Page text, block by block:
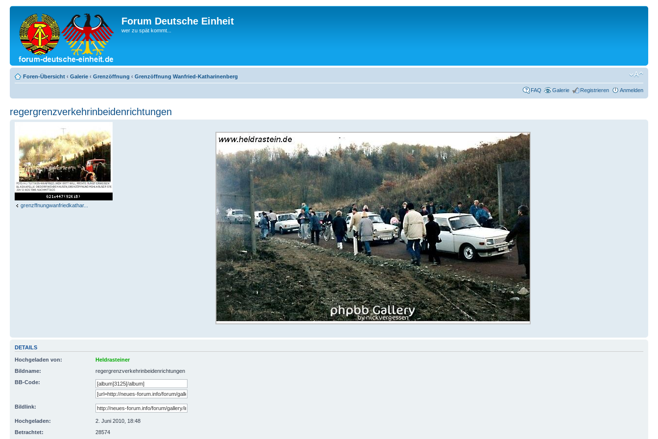
Forum Deutsche Einheit
wer zu spät kommt...
Foren-Übersicht ‹ Galerie ‹ Grenzöffnung ‹ Grenzöffnung Wanfried-Katharinenberg
FAQ Galerie Registrieren Anmelden
regergrenzverkehrinbeidenrichtungen
grenzffnungwanfriedkathar...
DETAILS
Hochgeladen von:
Heldrasteiner
Bildname:
regergrenzverkehrinbeidenrichtungen
BB-Code:
Bildlink:
Hochgeladen:
2. Juni 2010, 18:48
Betrachtet:
28574